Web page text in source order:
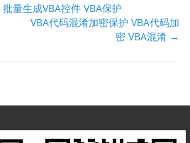
量生成VBA控件 VBA保护
VBA代码混淆加密保护 VBA代码加
密 VBA混淆 →